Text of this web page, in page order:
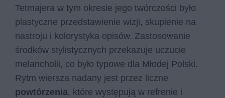
Tetmajera w tym okresie jego twórczości było
plastyczne przedstawienie wizji, skupienie na
nastroju i kolorystyka opisów. Zastosowanie
środków stylistycznych przekazuje uczucie
melancholii, co było typowe dla Młodej Polski.
Rytm wiersza nadany jest przez liczne
powtórzenia, które występują w refrenie i